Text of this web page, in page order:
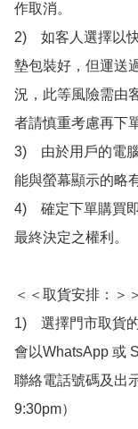
作取消。
2)　如客人選擇以
墊包裝好，但運送
況，此等風險需由
者請慎重考慮再下
3)　由於用戶的電
能與螢幕顯示的略
4)　確定下單購買
最終決定之權利。
＜＜取貨安排：＞＞
1)　選擇門市取貨
會以WhatsApp 或
聯絡電話號碼及出
9:30pm）